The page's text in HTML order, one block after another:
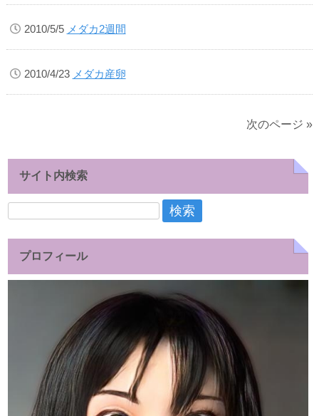
2010/5/5 メダカ2週間
2010/4/23 メダカ産卵
次のページ »
サイト内検索
検
プロフィール